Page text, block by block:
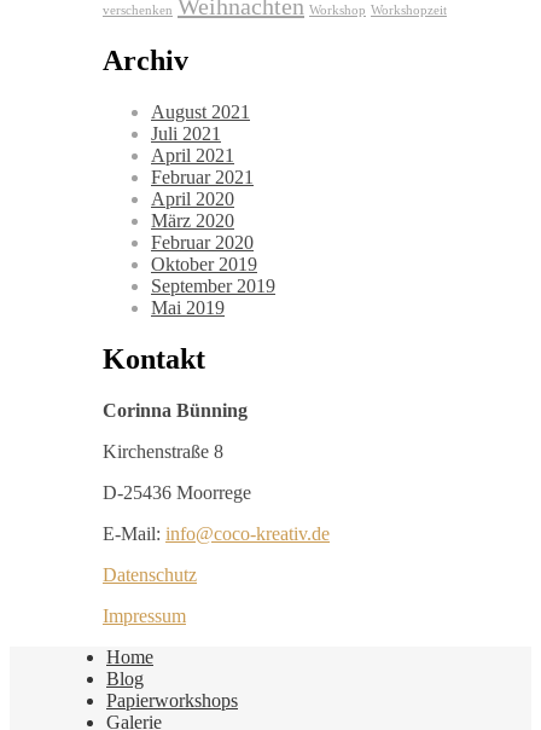
verschenken Weihnachten Workshop Workshopzeit
Archiv
August 2021
Juli 2021
April 2021
Februar 2021
April 2020
März 2020
Februar 2020
Oktober 2019
September 2019
Mai 2019
Kontakt
Corinna Bünning
Kirchenstraße 8
D-25436 Moorrege
E-Mail: info@coco-kreativ.de
Datenschutz
Impressum
Home
Blog
Papierworkshops
Galerie